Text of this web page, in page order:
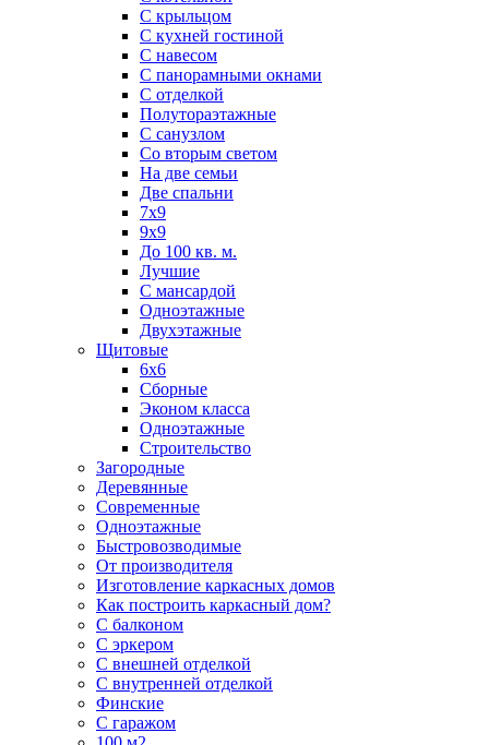
С крыльцом
С кухней гостиной
С навесом
С панорамными окнами
С отделкой
Полутораэтажные
С санузлом
Со вторым светом
На две семьи
Две спальни
7х9
9х9
До 100 кв. м.
Лучшие
С мансардой
Одноэтажные
Двухэтажные
Щитовые
6х6
Сборные
Эконом класса
Одноэтажные
Строительство
Загородные
Деревянные
Современные
Одноэтажные
Быстровозводимые
От производителя
Изготовление каркасных домов
Как построить каркасный дом?
С балконом
С эркером
С внешней отделкой
С внутренней отделкой
Финские
С гаражом